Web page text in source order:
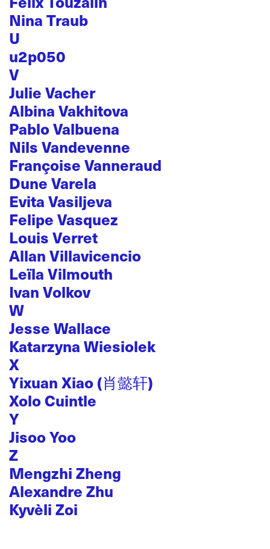
Nina Traub
U
u2p050
V
Julie Vacher
Albina Vakhitova
Pablo Valbuena
Nils Vandevenne
Françoise Vanneraud
Dune Varela
Evita Vasiljeva
Felipe Vasquez
Louis Verret
Allan Villavicencio
Leïla Vilmouth
Ivan Volkov
W
Jesse Wallace
Katarzyna Wiesiolek
X
Yixuan Xiao (肖懿轩)
Xolo Cuintle
Y
Jisoo Yoo
Z
Mengzhi Zheng
Alexandre Zhu
Kyvèli Zoi